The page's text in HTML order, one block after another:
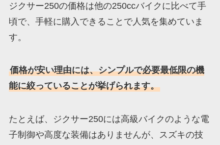
ジクサー250の価格は他の250ccバイクに比べて手
頃で、手軽に購入できることで人気を集めていま
す。
価格が安い理由には、シンプルで必要最低限の機
能に絞っていることが挙げられます。
たとえば、ジクサー250には高級バイクのような電
子制御や高度な装備はありませんが、スズキの技